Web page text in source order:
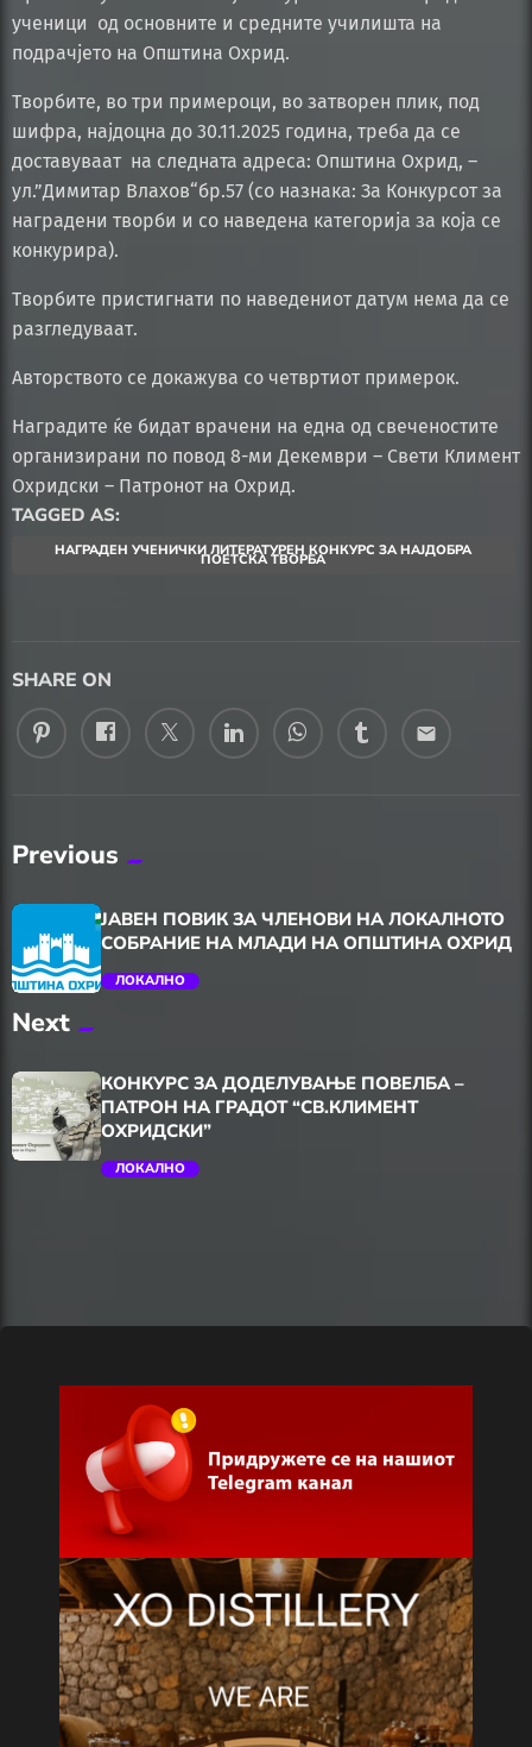
ученици од основните и средните училишта на
подрачјето на Општина Охрид.
Творбите, во три примероци, во затворен плик, под
шифра, најдоцна до 30.11.2025 година, треба да се
доставуваат на следната адреса: Општина Охрид, –
ул.”Димитар Влахов“бр.57 (со назнака: За Конкурсот за
наградени творби и со наведена категорија за која се
конкурира).
Творбите пристигнати по наведениот датум нема да се
разгледуваат.
Авторството се докажува со четвртиот примерок.
Наградите ќе бидат врачени на една од свеченостите
организирани по повод 8-ми Декември – Свети Климент
Охридски – Патронот на Охрид.
TAGGED AS:
НАГРАДЕН УЧЕНИЧКИ ЛИТЕРАТУРЕН КОНКУРС ЗА НАЈДОБРА
ПОЕТСКА ТВОРБА
SHARE ON
email
Previous
trending_flat
ЈАВЕН ПОВИК ЗА ЧЛЕНОВИ НА ЛОКАЛНОТО
СОБРАНИЕ НА МЛАДИ НА ОПШТИНА ОХРИД
ЛОКАЛНО
Next
КОНКУРС ЗА ДОДЕЛУВАЊЕ ПОВЕЛБА –
ПАТРОН НА ГРАДОТ “СВ.КЛИМЕНТ
ОХРИДСКИ”
ЛОКАЛНО